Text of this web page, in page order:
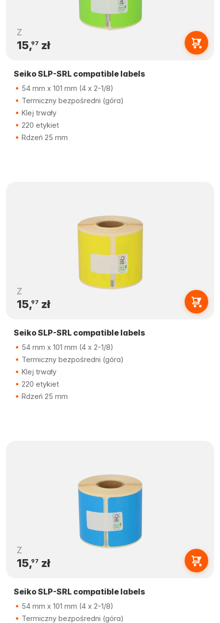
Z
15,97 zł
Seiko SLP-SRL compatible labels
54 mm x 101 mm (4 x 2-1/8)
Termiczny bezpośredni (góra)
Klej trwały
220 etykiet
Rdzeń 25 mm
Z
15,97 zł
Seiko SLP-SRL compatible labels
54 mm x 101 mm (4 x 2-1/8)
Termiczny bezpośredni (góra)
Klej trwały
220 etykiet
Rdzeń 25 mm
Z
15,97 zł
Seiko SLP-SRL compatible labels
54 mm x 101 mm (4 x 2-1/8)
Termiczny bezpośredni (góra)